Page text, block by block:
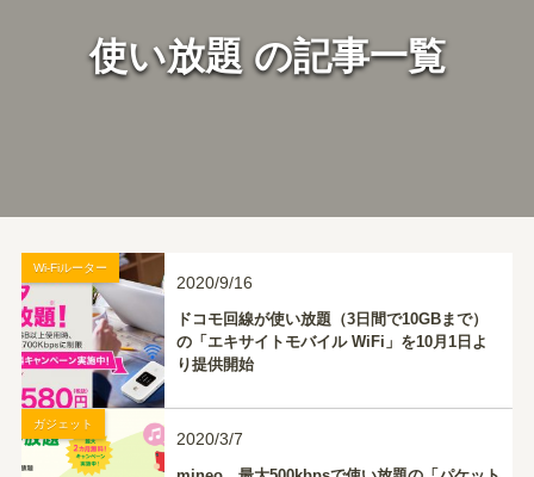
使い放題 の記事一覧
Wi-Fiルーター
2020/9/16
ドコモ回線が使い放題（3日間で10GBまで）
の「エキサイトモバイル WiFi」を10月1日よ
り提供開始
ガジェット
2020/3/7